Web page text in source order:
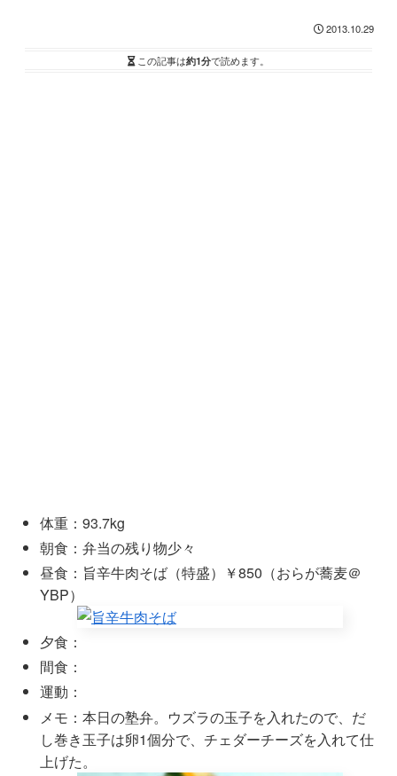
2013.10.29
この記事は約1分で読めます。
体重：93.7kg
朝食：弁当の残り物少々
昼食：旨辛牛肉そば（特盛）￥850（おらが蕎麦＠
YBP）
夕食：
間食：
運動：
メモ：本日の塾弁。ウズラの玉子を入れたので、だ
し巻き玉子は卵1個分で、チェダーチーズを入れて仕
上げた。